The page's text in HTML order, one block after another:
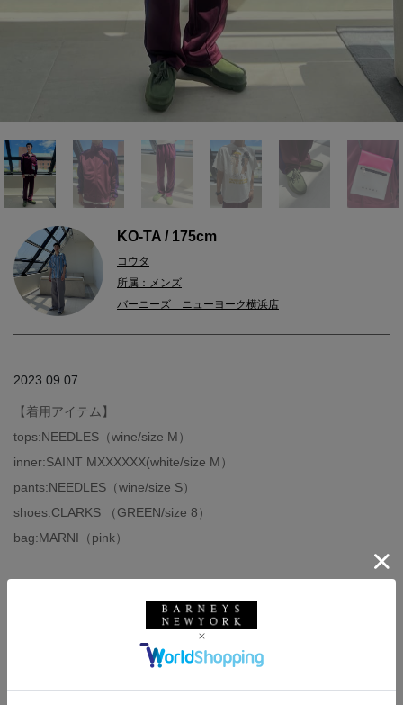
KO-TA / 175cm
コウタ
所属：メンズ
バーニーズ ニューヨーク横浜店
2023.09.07
【着用アイテム】
tops:NEEDLES（wine/size M）
inner:SAINT MXXXXXX(white/size M）
pants:NEEDLES（wine/size S）
shoes:CLARKS （GREEN/size 8）
bag:MARNI（pink）
単品でも着用いただけるため、セットで持って損はないかと思い
ジャケットは少し余裕を持たせてサイズMを選び、パンツは太めの